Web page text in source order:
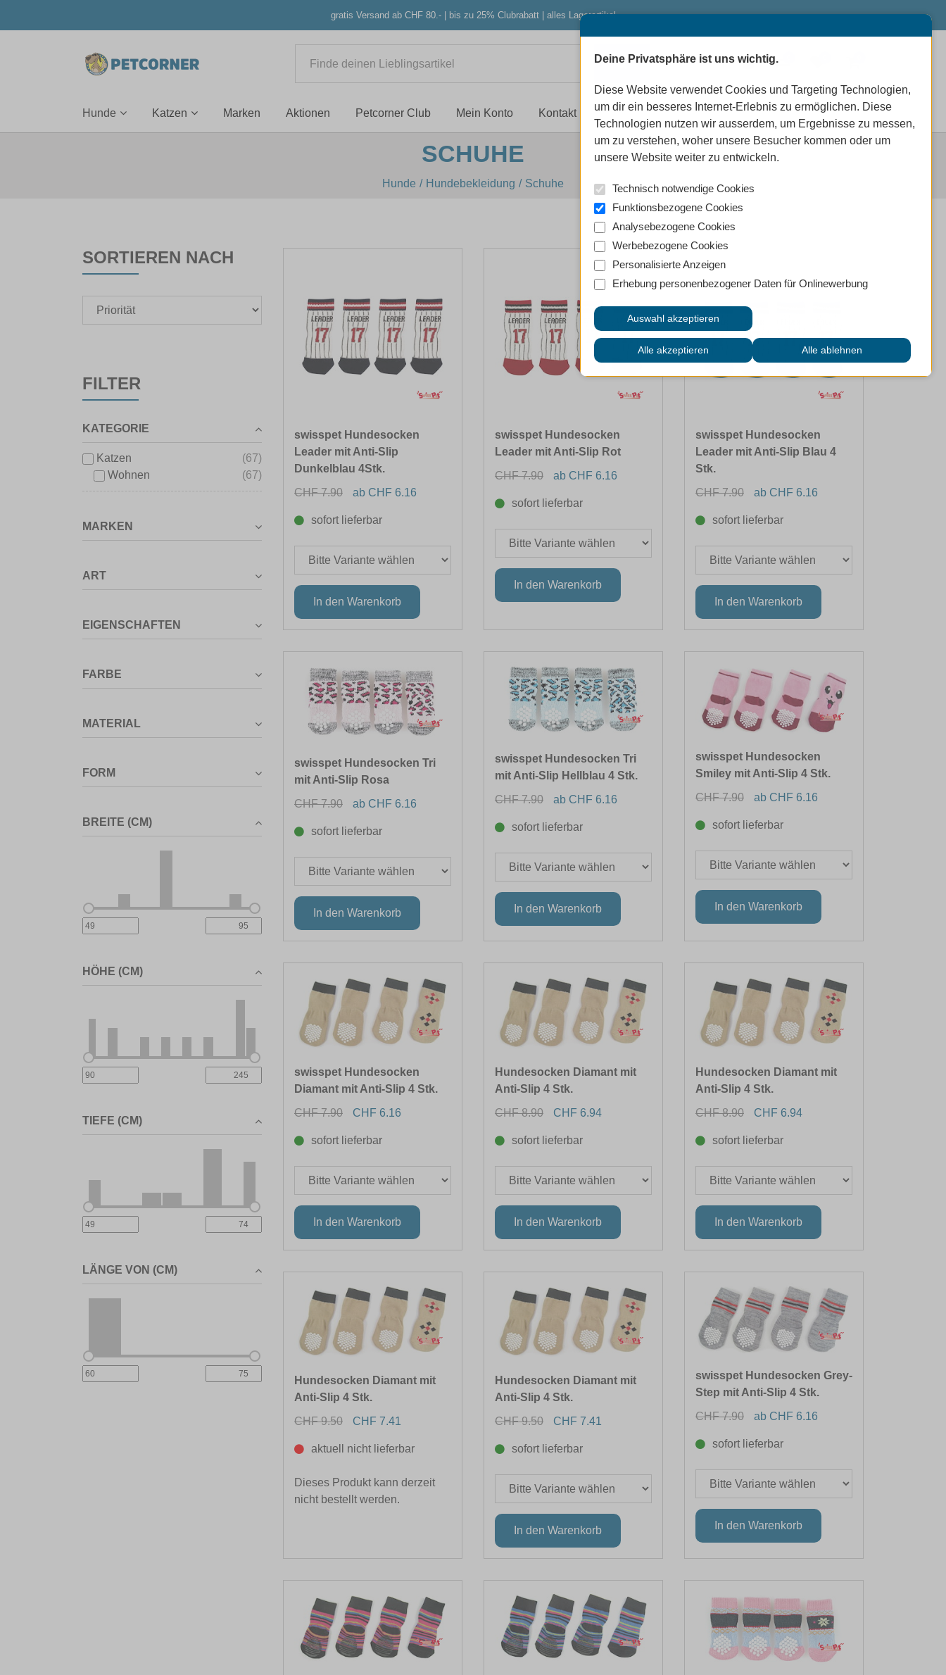
gratis Versand ab CHF 80.- | bis zu 25% Clubrabatt | alles Lagerartikel
Hunde Katzen Marken Aktionen Petcorner Club Mein Konto Kontakt
SCHUHE
Hunde Hundebekleidung Schuhe
SORTIEREN NACH
FILTER
KATEGORIE
Katzen
(67)
Wohnen
(67)
MARKEN
ART
EIGENSCHAFTEN
FARBE
MATERIAL
FORM
BREITE (CM)
HÖHE (CM)
TIEFE (CM)
LÄNGE VON (CM)
swisspet Hundesocken
Leader mit Anti-Slip
Dunkelblau 4Stk.
CHF 7.90
ab CHF 6.16
sofort lieferbar
swisspet Hundesocken
Leader mit Anti-Slip Rot
CHF 7.90
ab CHF 6.16
sofort lieferbar
swisspet Hundesocken
Leader mit Anti-Slip Blau 4
Stk.
CHF 7.90
ab CHF 6.16
sofort lieferbar
swisspet Hundesocken Tri
mit Anti-Slip Rosa
CHF 7.90
ab CHF 6.16
sofort lieferbar
swisspet Hundesocken Tri
mit Anti-Slip Hellblau 4 Stk.
CHF 7.90
ab CHF 6.16
sofort lieferbar
swisspet Hundesocken
Smiley mit Anti-Slip 4 Stk.
CHF 7.90
ab CHF 6.16
sofort lieferbar
swisspet Hundesocken
Diamant mit Anti-Slip 4 Stk.
CHF 7.90
CHF 6.16
sofort lieferbar
Hundesocken Diamant mit
Anti-Slip 4 Stk.
CHF 8.90
CHF 6.94
sofort lieferbar
Hundesocken Diamant mit
Anti-Slip 4 Stk.
CHF 8.90
CHF 6.94
sofort lieferbar
Hundesocken Diamant mit
Anti-Slip 4 Stk.
CHF 9.50
CHF 7.41
aktuell nicht lieferbar
Dieses Produkt kann derzeit
nicht bestellt werden.
Hundesocken Diamant mit
Anti-Slip 4 Stk.
CHF 9.50
CHF 7.41
sofort lieferbar
swisspet Hundesocken Grey-
Step mit Anti-Slip 4 Stk.
CHF 7.90
ab CHF 6.16
sofort lieferbar
Deine Privatsphäre ist uns wichtig.
Diese Website verwendet Cookies und Targeting Technologien,
um dir ein besseres Internet-Erlebnis zu ermöglichen. Diese
Technologien nutzen wir ausserdem, um Ergebnisse zu messen,
um zu verstehen, woher unsere Besucher kommen oder um
unsere Website weiter zu entwickeln.
Technisch notwendige Cookies
Funktionsbezogene Cookies
Analysebezogene Cookies
Werbebezogene Cookies
Personalisierte Anzeigen
Erhebung personenbezogener Daten für Onlinewerbung